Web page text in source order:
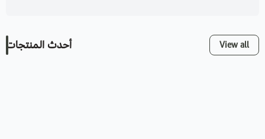
أحدث المنتجات View all